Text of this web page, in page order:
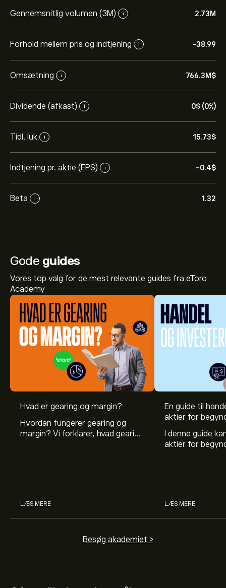
Gennemsnitlig volumen (3M) i 2.73M
Forhold mellem pris og indtjening i -38.99
Omsætning i 766.3M‎$‎
Dividende (afkast) i 0‎$‎ (0%)
Tidl. luk i 15.73‎$‎
Indtjening pr. aktie (EPS) i -0.4‎$‎
Beta i 1.32
Gode guides
Vores top valg for de mest relevante guides fra eToro
Academy
Hvad er gearing og margin?
Hvordan fungerer gearing og
margin? Vi forklarer, hvad gearing
LÆS MERE
En guide til
aktier for
I denne guide
aktier for
LÆS MERE
Besøg akademiet >
Den aktuelle NEO.US-aktiekurs er 15.73‎$‎.
Det gennemsnitlige kursmål for NeoGenomics Inc. er
på eToro for at se analytikernes
rapporter og forventet vækst. Se den nyeste prognose
Markedsværdien af NeoGenomics Inc. er 2.02B‎$‎ USD